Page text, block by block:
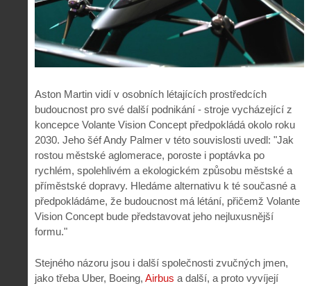
Aston Martin vidí v osobních létajících prostředcích
budoucnost pro své další podnikání - stroje vycházející z
koncepce Volante Vision Concept předpokládá okolo roku
2030. Jeho šéf Andy Palmer v této souvislosti uvedl: "Jak
rostou městské aglomerace, poroste i poptávka po
rychlém, spolehlivém a ekologickém způsobu městské a
příměstské dopravy. Hledáme alternativu k té současné a
předpokládáme, že budoucnost má létání, přičemž Volante
Vision Concept bude představovat jeho nejluxusnější
formu."
Stejného názoru jsou i další společnosti zvučných jmen,
jako třeba Uber, Boeing, Airbus a další, a proto vyvíjejí